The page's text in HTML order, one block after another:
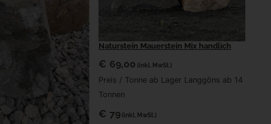
Naturstein Mauerstein Mix handlich
€ 69,00 (inkl. MwSt.)
Preis / Tonne ab Lager Langgöns ab 14
Tonnen
€ 79(inkl. MwSt.)